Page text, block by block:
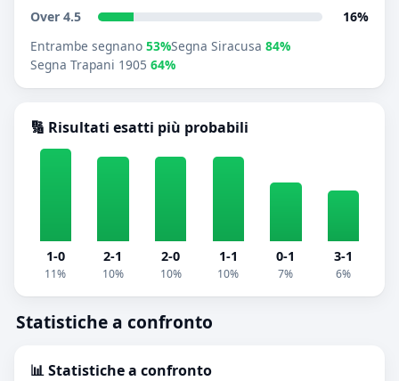
Over 4.5
16%
Entrambe segnano 53%Segna Siracusa 84%
Segna Trapani 1905 64%
🔢 Risultati esatti più probabili
1-0
11%
2-1
10%
2-0
10%
1-1
10%
0-1
7%
3-1
6%
Statistiche a confronto
📊 Statistiche a confronto